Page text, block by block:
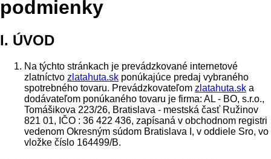
podmienky
I. ÚVOD
Na týchto stránkach je prevádzkované internetové
zlatníctvo zlatahuta.sk ponúkajúce predaj vybraného
spotrebného tovaru. Prevádzkovateľom zlatahuta.sk a
dodávateľom ponúkaného tovaru je firma: AL - BO, s.r.o.,
Tomášikova 223/26, Bratislava - mestská časť Ružinov
821 01, IČO : 36 422 436, zapísaná v obchodnom registri
vedenom Okresným súdom Bratislava I, v oddiele Sro, vo
vložke číslo 164499/B.